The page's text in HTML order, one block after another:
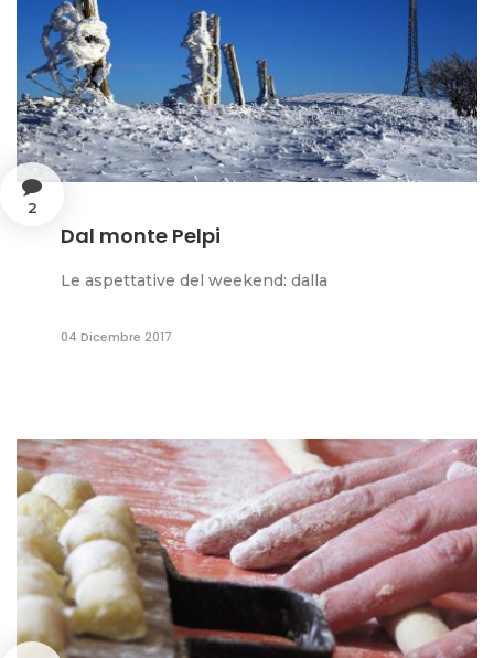
2
Dal monte Pelpi
Le aspettative del weekend: dalla
04 Dicembre 2017